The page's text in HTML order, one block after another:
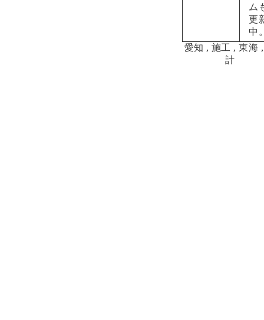
ム
更
中
愛知 , 施工 ,東海
計